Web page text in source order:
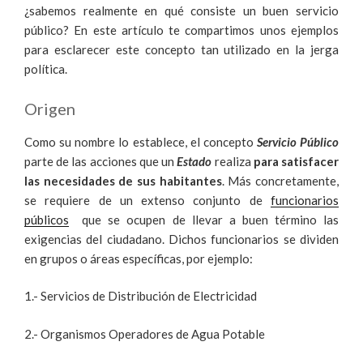
¿sabemos realmente en qué consiste un buen servicio
público? En este artículo te compartimos unos ejemplos
para esclarecer este concepto tan utilizado en la jerga
política.
Origen
Como su nombre lo establece, el concepto Servicio Público
parte de las acciones que unEstado realiza para satisfacer
las necesidades de sus habitantes. Más concretamente,
se requiere de un extenso conjunto de funcionarios
públicos que se ocupen de llevar a buen término las
exigencias del ciudadano. Dichos funcionarios se dividen
en grupos o áreas específicas, por ejemplo:
1.- Servicios de Distribución de Electricidad
2.- Organismos Operadores de Agua Potable